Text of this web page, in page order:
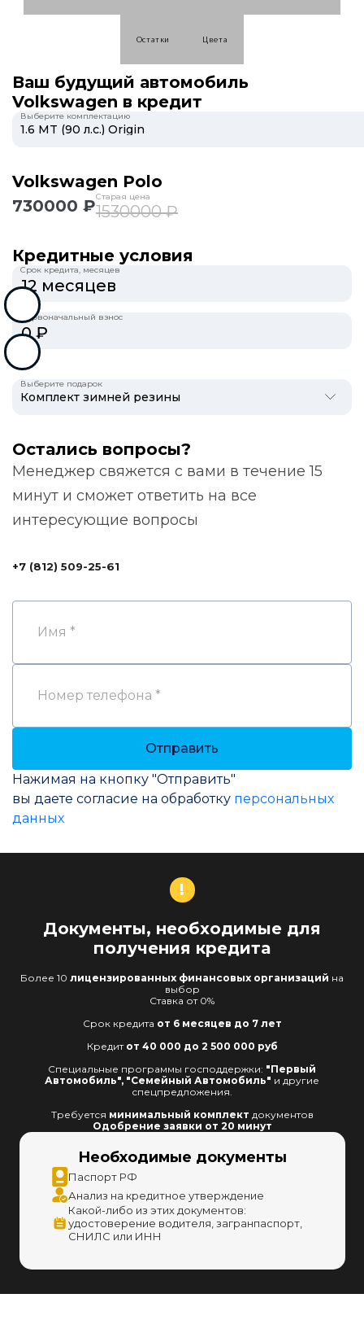
Остатки Цвета
Ваш будущий автомобиль
Volkswagen в кредит
Выберите комплектацию
Volkswagen Polo
730000 ₽Старая цена
1530000 ₽
Кредитные условия
Срок кредита, месяцев
Первоначальный взнос
Выберите подарок
Остались вопросы?
Менеджер свяжется с вами в течение 15
минут и сможет ответить на все
интересующие вопросы
+7 (812) 509-25-61
Отправить
Нажимая на кнопку "Отправить"
вы даете согласие на обработку персональных
данных
!
Документы, необходимые для
получения кредита
Более 10 лицензированных финансовых организаций на
выбор
Cтавка от 0%
Срок кредита от 6 месяцев до 7 лет
Кредит от 40 000 до 2 500 000 руб
Специальные программы господдержки: "Первый
Автомобиль", "Семейный Автомобиль" и другие
спецпредложения.
Требуется минимальный комплект документов
Одобрение заявки от 20 минут
Необходимые документы
Паспорт РФ
Анализ на кредитное утверждение
Какой-либо из этих документов:
удостоверение водителя, загранпаспорт,
СНИЛС или ИНН